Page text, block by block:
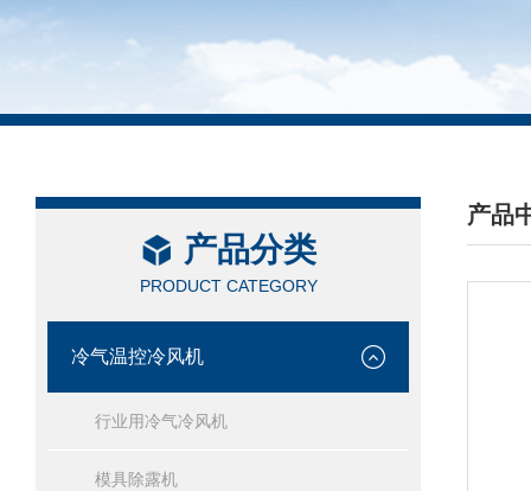
产品分类
PRODUCT CATEGORY
冷气温控冷风机
行业用冷气冷风机
模具除露机
产品
/